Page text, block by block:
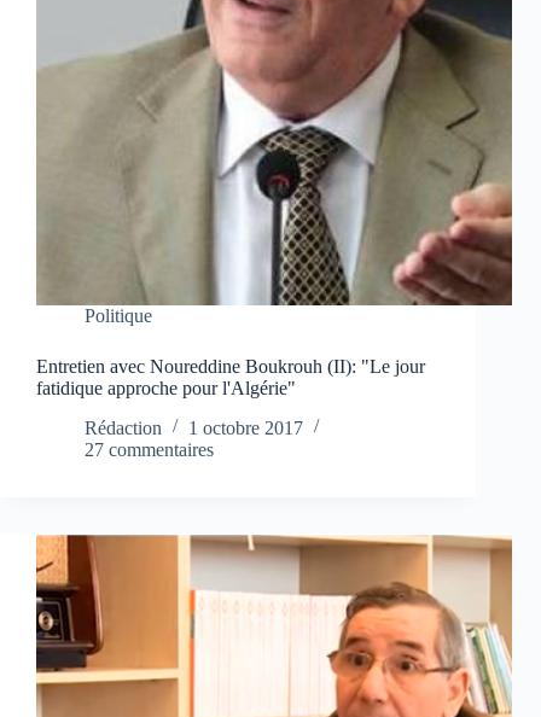
Politique
Entretien avec Noureddine Boukrouh (II): "Le jour
fatidique approche pour l'Algérie"
Rédaction
1 octobre 2017
27 commentaires